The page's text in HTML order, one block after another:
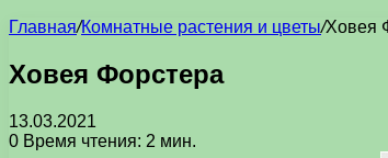
Главная/Комнатные растения и цветы/Ховея
Ховея Форстера
13.03.2021
0 Время чтения: 2 мин.